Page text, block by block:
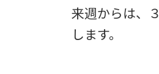
来週からは、
します。